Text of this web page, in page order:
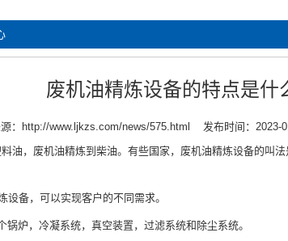
废机油精炼设备的特点是什
： http://www.ljkzs.com/news/575.html 发布时间：2023-
油，废机油精炼到柴油。有些国家，废机油精炼设备的叫
备，可以实现客户的不同需求。
炉，冷凝系统，真空装置，过滤系统和除尘系统。